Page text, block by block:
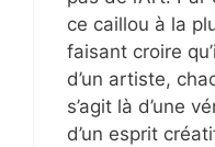
ce caillou à la
faisant croire
d’un artiste,
s’agit là d’une
d’un esprit